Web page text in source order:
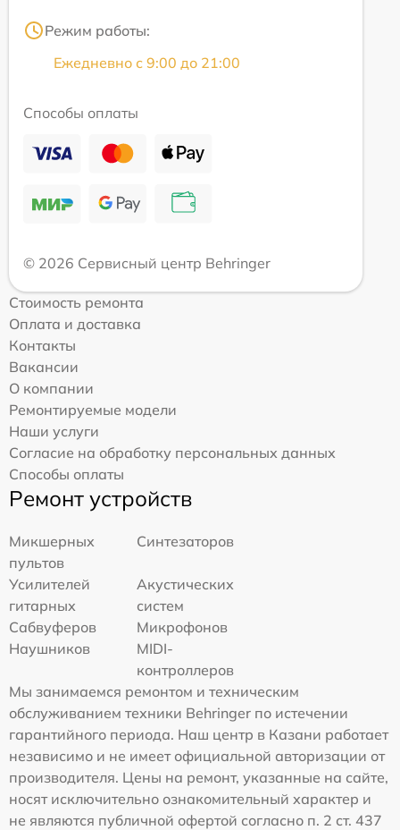
Режим работы:
Ежедневно с 9:00 до 21:00
Способы оплаты
© 2026 Сервисный центр Behringer
Стоимость ремонта
Оплата и доставка
Контакты
Вакансии
О компании
Ремонтируемые модели
Наши услуги
Согласие на обработку персональных данных
Способы оплаты
Ремонт устройств
Микшерных
пультов
Синтезаторов
Усилителей
гитарных
Акустических
систем
Сабвуферов
Микрофонов
Наушников
MIDI-
контроллеров
Мы занимаемся ремонтом и техническим
обслуживанием техники Behringer по истечении
гарантийного периода. Наш центр в Казани работает
независимо и не имеет официальной авторизации от
производителя. Цены на ремонт, указанные на сайте,
носят исключительно ознакомительный характер и
не являются публичной офертой согласно п. 2 ст. 437